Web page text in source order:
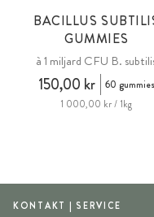
BACILLUS
GUMMIES
à 1 miljard CFU B.
150,00 kr
60 gummies
1 000,00 kr / 1kg
KONTAKT | SERVICE